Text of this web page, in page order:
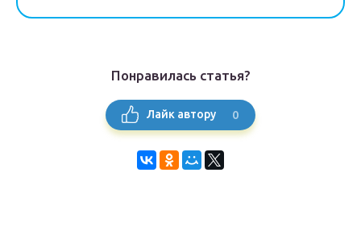
Понравилась статья?
Лайк автору 0